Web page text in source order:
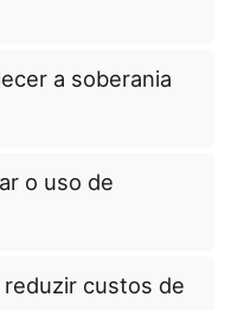
a soberania
o uso de
custos de